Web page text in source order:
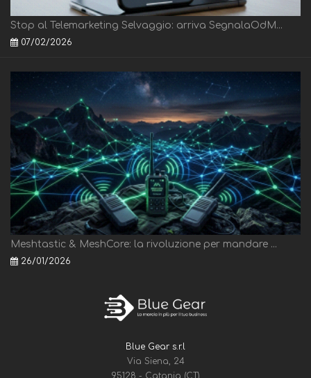
Stop al Telemarketing Selvaggio: arriva SegnalaOdM...
07/02/2026
Meshtastic & MeshCore: la rivoluzione per mandare ...
26/01/2026
Blue Gear s.r.l
Via Siena, 24
95128 - Catania (CT)